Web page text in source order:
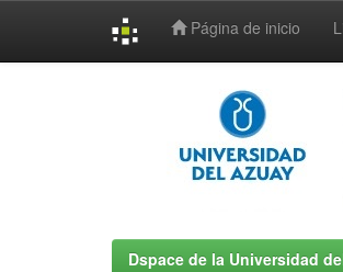
Página de inicio
Dspace de la Universidad